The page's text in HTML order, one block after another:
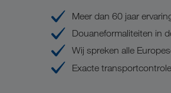
Meer dan 60 jaar
Douaneformaliteiten in
Wij spreken alle
Exacte